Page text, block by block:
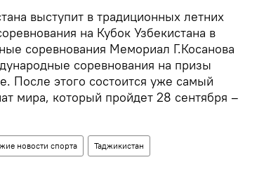
выступит в традиционных летних
на Кубок Узбекистана в
соревнования Мемориал Г.Косанова
соревнования на призы
После этого состоится уже самый
мира, который пройдет 28 сентября –
новости спорта Таджикистан